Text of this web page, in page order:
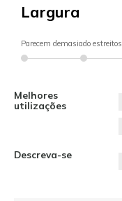
Largura
Parecem demasiado estreitos
Melhores
utilizações
Descreva-se